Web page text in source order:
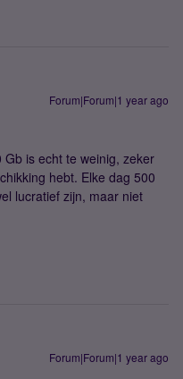
Forum|Forum|1 year ago
is echt te weinig, zeker
hebt. Elke dag 500
lucratief zijn, maar niet
Forum|Forum|1 year ago